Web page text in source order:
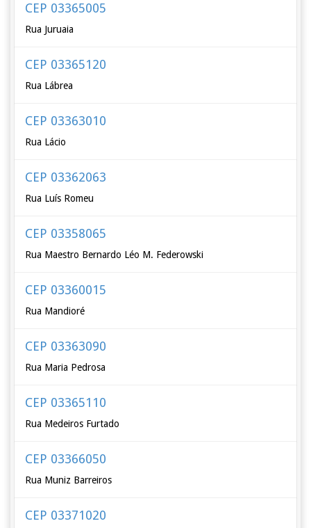
CEP 03365005
Rua Juruaia
CEP 03365120
Rua Lábrea
CEP 03363010
Rua Lácio
CEP 03362063
Rua Luís Romeu
CEP 03358065
Rua Maestro Bernardo Léo M. Federowski
CEP 03360015
Rua Mandioré
CEP 03363090
Rua Maria Pedrosa
CEP 03365110
Rua Medeiros Furtado
CEP 03366050
Rua Muniz Barreiros
CEP 03371020